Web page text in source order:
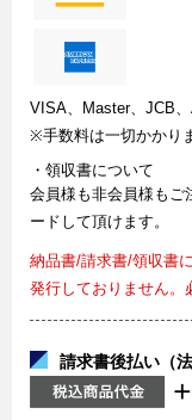
VISA、Master、JCB
※手数料は一切かかり
・領収書について
会員様も非会員様もご
ードして頂けます。
納品書/請求書/領収書
発行しておりません。
請求書後払い（法